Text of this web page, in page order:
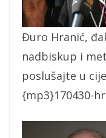
Đuro Hranić,
nadbiskup i
poslušajte u
{mp3}170430-